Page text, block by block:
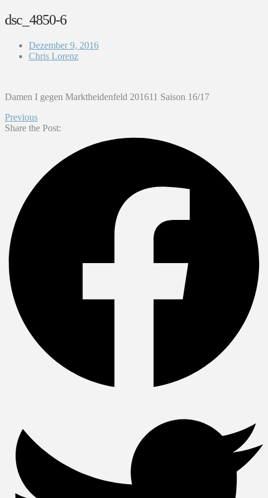
dsc_4850-6
Dezember 9, 2016
Chris Lorenz
Damen I gegen Marktheidenfeld 201611 Saison 16/17
Previous
Share the Post: